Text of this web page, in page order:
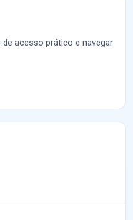
acesso prático e navegar